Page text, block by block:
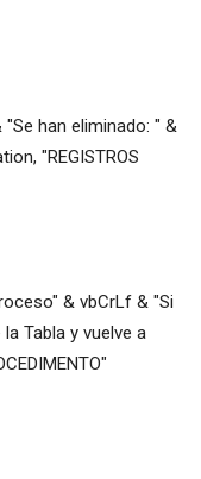
han eliminado: " &
"REGISTROS
& vbCrLf & "Si
Tabla y vuelve a